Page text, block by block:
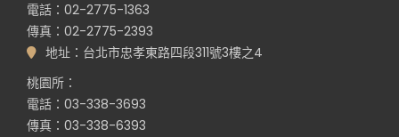
電話：02-2775-1363
傳真：02-2775-2393
地址：台北市忠孝東路四段311號3樓之4
桃園所：
電話：03-338-3693
傳真：03-338-6393